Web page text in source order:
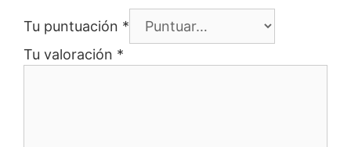
Tu puntuación *
Tu valoración *